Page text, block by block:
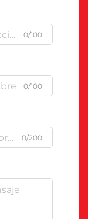
0/100
0/100
0/200